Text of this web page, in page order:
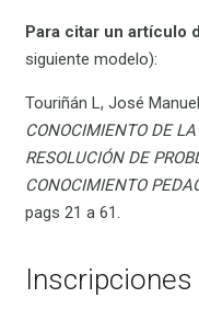
Para citar un artículo
siguiente modelo):
Touriñán L, José
CONOCIMIENTO DE
RESOLUCIÓN DE
CONOCIMIENTO
pags 21 a 61.